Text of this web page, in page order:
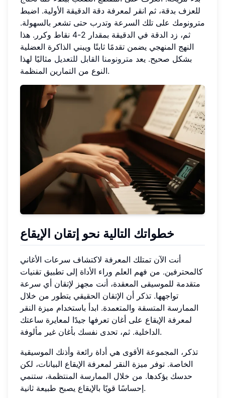
للعزف بدقة، ثم انقر لمعرفة دقة الدقيقة الأولية. اضبط
مترونومك على تلك السرعة وتدرب حتى تشعر بالسهولة.
ثم، زد الدقة في الدقيقة بمقدار 2-4 نقاط وكرر. هذا
النهج المنهجي يضمن تقدمًا ثابتًا ويبني الذاكرة العضلية
بشكل صحيح. يعد مترونومنا القابل للتعديل مثاليًا لهذا
النوع من التمارين المنظمة.
خطواتك التالية نحو إتقان الإيقاع
أنت الآن تمتلك المعرفة لاكتشاف سرعات الأغاني
كالمحترفين. من فهم العلم وراء الأداة إلى تطبيق تقنيات
متقدمة للموسيقى المعقدة، أنت مجهز لإتقان أي سرعة
تواجهها. تذكر أن الإتقان الحقيقي يتطور من خلال
الممارسة المتسقة والمتعمدة. ابدأ باستخدام ميزة النقر
لمعرفة الإيقاع على أغان تعرفها جيدًا لمعايرة ساعتك
الداخلية. ثم، تحدى نفسك بأغان غير مألوفة.
تذكر، المجموعة الأقوى هي أداة رائعة وأذنك الموسيقية
الخاصة. توفر ميزة النقر لمعرفة الإيقاع البيانات، لكن
حدسك يؤكدها. من خلال الممارسة المنتظمة، ستنمي
إحساسًا قويًا بالإيقاع يصبح طبيعة ثانية.